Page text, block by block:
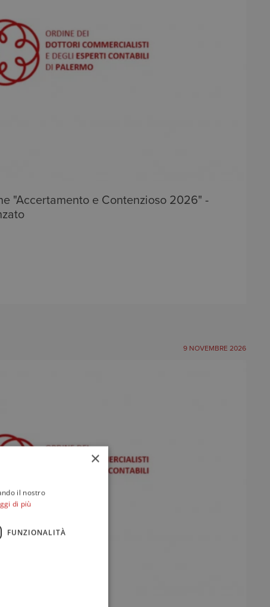
"Accertamento e Contenzioso 2026" -
9 NOVEMBRE 2026
×
il nostro
di più
FUNZIONALITÀ